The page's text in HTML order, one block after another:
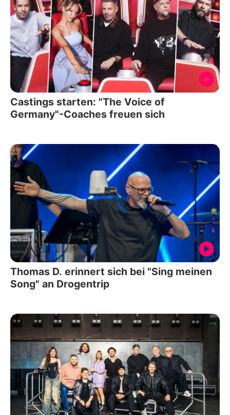
Castings starten: "The Voice of
Germany"-Coaches freuen sich
Thomas D. erinnert sich bei "Sing meinen
Song" an Drogentrip